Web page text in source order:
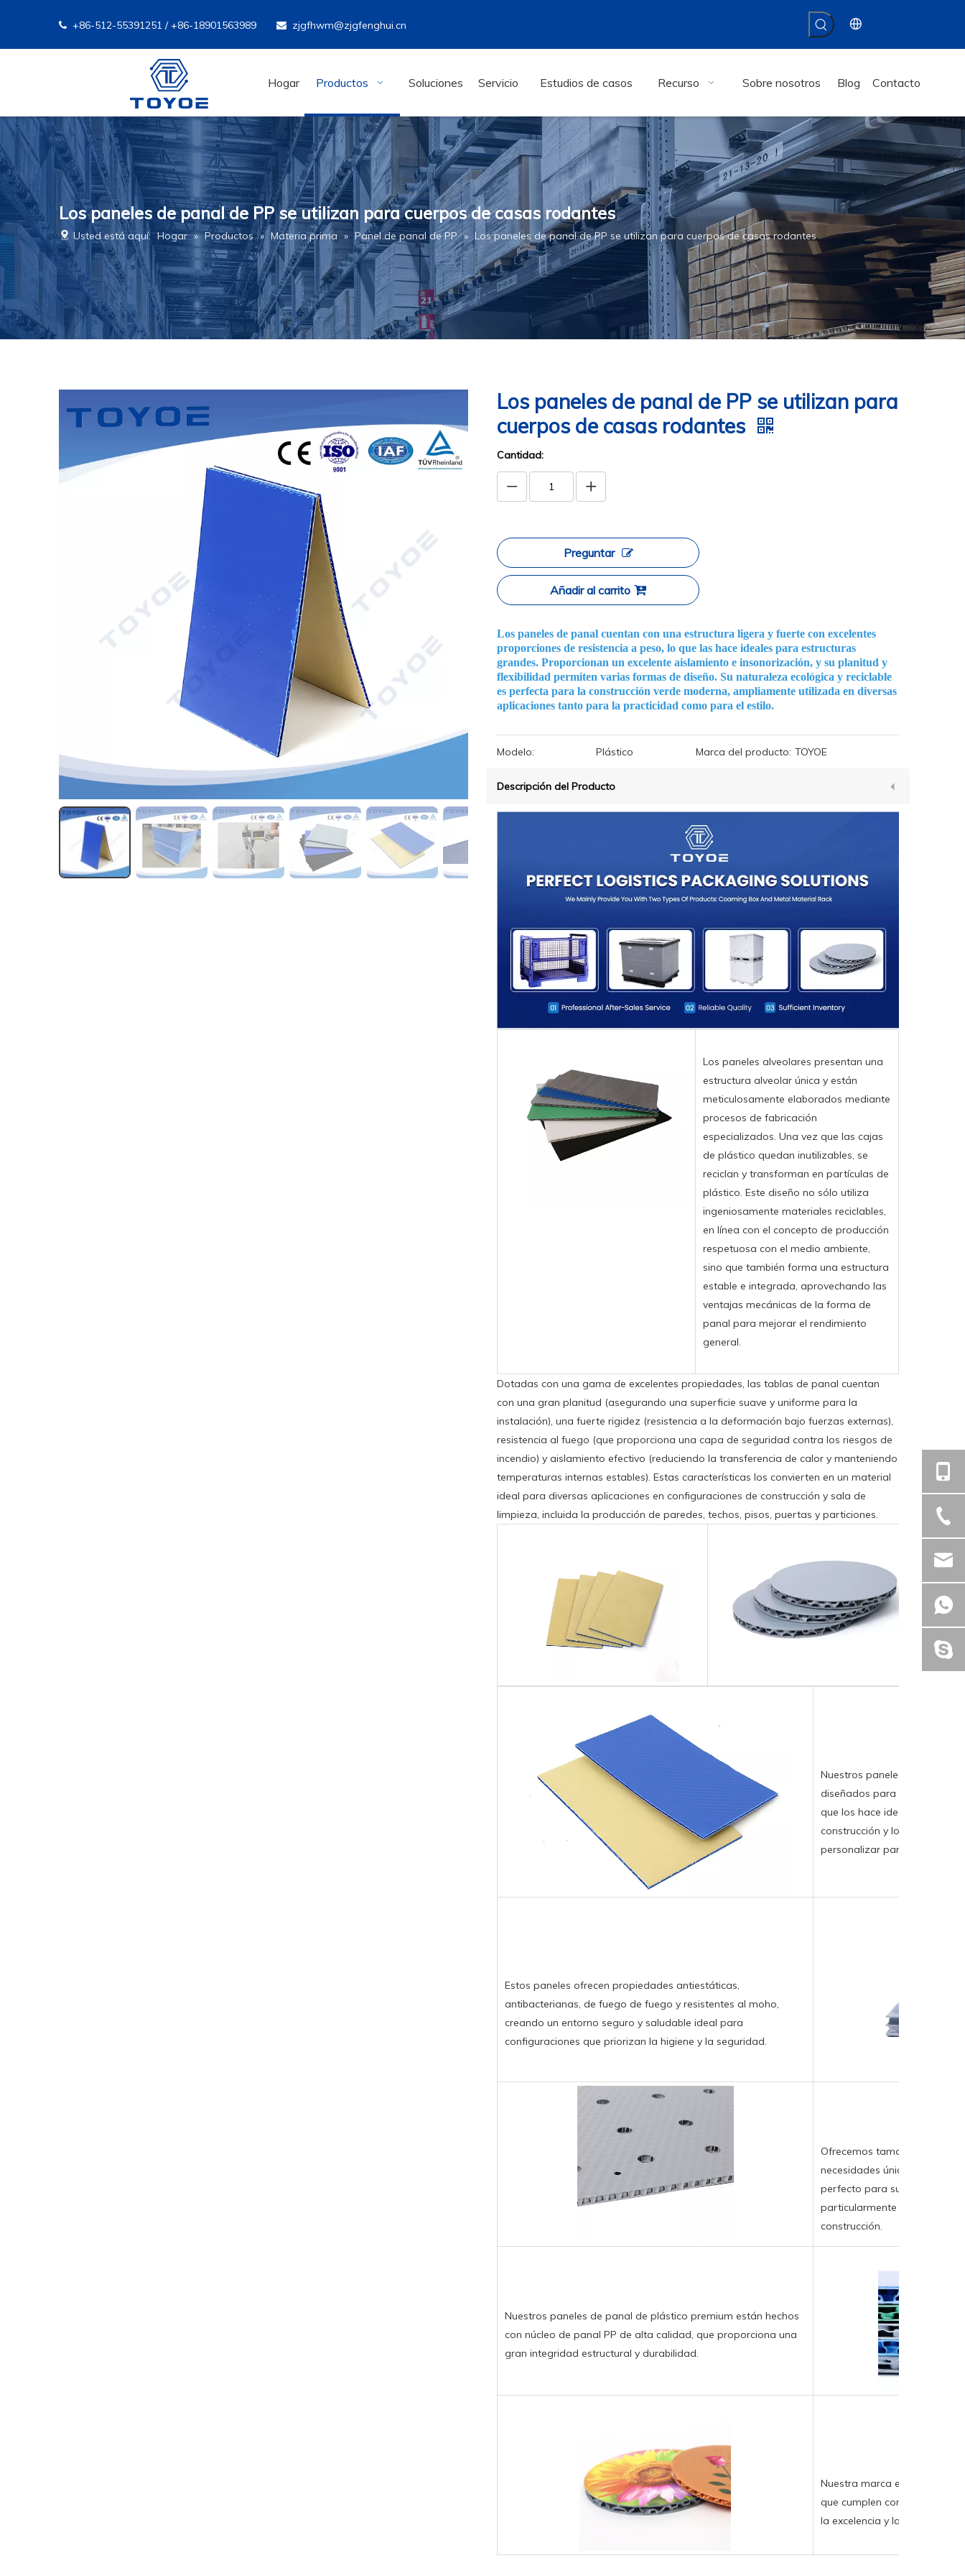
 +86-512-55391251 / +86-18901563989  zjgfhwm@zjgfenghui.cn
Hogar Productos Soluciones Servicio Estudios de casos Recurso Sobre nosotros Blog Contacto
Los paneles de panal de PP se utilizan para cuerpos de casas rodantes
Usted está aquí: Hogar » Productos » Materia prima » Panel de panal de PP » Los paneles de panal de PP se utilizan para cuerpos de casas rodantes
Los paneles de panal de PP se utilizan para
cuerpos de casas rodantes
Cantidad:
Preguntar
Añadir al carrito
Los paneles de panal cuentan con una estructura ligera y fuerte con excelentes
proporciones de resistencia a peso, lo que las hace ideales para estructuras
grandes. Proporcionan un excelente aislamiento e insonorización, y su planitud y
flexibilidad permiten varias formas de diseño. Su naturaleza ecológica y reciclable
es perfecta para la construcción verde moderna, ampliamente utilizada en diversas
aplicaciones tanto para la practicidad como para el estilo.
Modelo: Plástico Marca del producto: TOYOE
Descripción del Producto
Los paneles alveolares presentan una
estructura alveolar única y están
meticulosamente elaborados mediante
procesos de fabricación
especializados. Una vez que las cajas
de plástico quedan inutilizables, se
reciclan y transforman en partículas de
plástico. Este diseño no sólo utiliza
ingeniosamente materiales reciclables,
en línea con el concepto de producción
respetuosa con el medio ambiente,
sino que también forma una estructura
estable e integrada, aprovechando las
ventajas mecánicas de la forma de
panal para mejorar el rendimiento
general.
Dotadas con una gama de excelentes propiedades, las tablas de panal cuentan
con una gran planitud (asegurando una superficie suave y uniforme para la
instalación), una fuerte rigidez (resistencia a la deformación bajo fuerzas externas),
resistencia al fuego (que proporciona una capa de seguridad contra los riesgos de
incendio) y aislamiento efectivo (reduciendo la transferencia de calor y manteniendo
temperaturas internas estables). Estas características los convierten en un material
ideal para diversas aplicaciones en configuraciones de construcción y sala de
limpieza, incluida la producción de paredes, techos, pisos, puertas y particiones.
Nuestros paneles de panal
diseñados para soportar
que los hace ideales para
construcción y los bienes
personalizar para satisfacer
Estos paneles ofrecen propiedades antiestáticas,
antibacterianas, de fuego de fuego y resistentes al moho,
creando un entorno seguro y saludable ideal para
configuraciones que priorizan la higiene y la seguridad.
Ofrecemos tamaños
necesidades únicas de los
perfecto para sus proyectos.
particularmente beneficiosa
construcción.
Nuestros paneles de panal de plástico premium están hechos
con núcleo de panal PP de alta calidad, que proporciona una
gran integridad estructural y durabilidad.
Nuestra marca es
que cumplen con los
la excelencia y la